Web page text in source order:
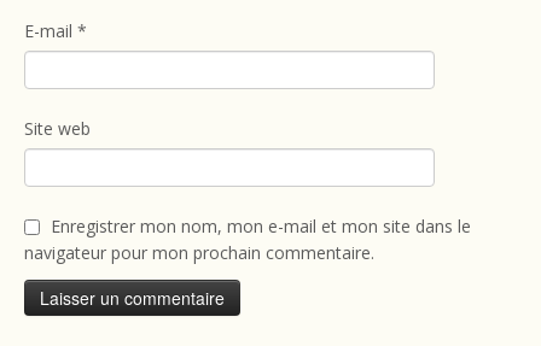
E-mail *
Site web
Enregistrer mon nom, mon e-mail et mon site dans le
navigateur pour mon prochain commentaire.